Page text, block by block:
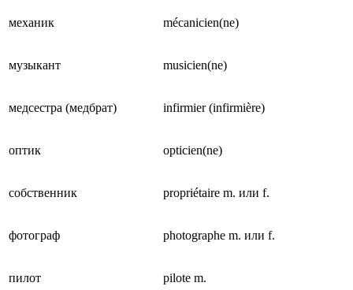
механик mécanicien(ne)
музыкант musicien(ne)
медсестра (медбрат) infirmier (infirmière)
оптик opticien(ne)
собственник propriétaire m. или f.
фотограф photographe m. или f.
пилот pilote m.